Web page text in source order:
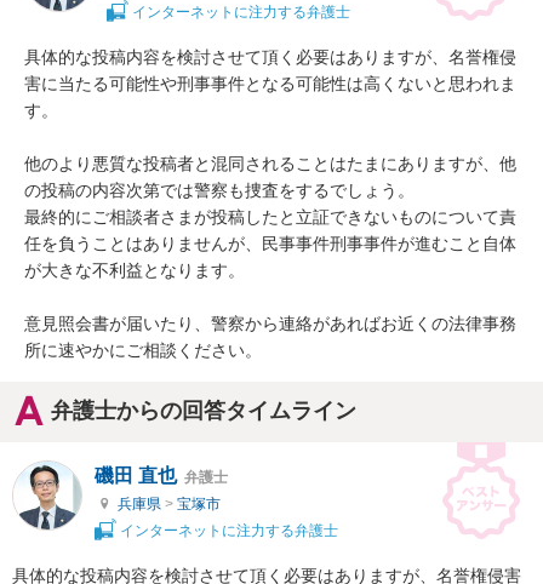
インターネットに注力する弁護士
具体的な投稿内容を検討させて頂く必要はありますが、名誉権侵
害に当たる可能性や刑事事件となる可能性は高くないと思われま
す。
他のより悪質な投稿者と混同されることはたまにありますが、他
の投稿の内容次第では警察も捜査をするでしょう。
最終的にご相談者さまが投稿したと立証できないものについて責
任を負うことはありませんが、民事事件刑事事件が進むこと自体
が大きな不利益となります。
意見照会書が届いたり、警察から連絡があればお近くの法律事務
所に速やかにご相談ください。
弁護士からの回答タイムライン
磯田 直也 弁護士
兵庫県 > 宝塚市
インターネットに注力する弁護士
具体的な投稿内容を検討させて頂く必要はありますが、名誉権侵害